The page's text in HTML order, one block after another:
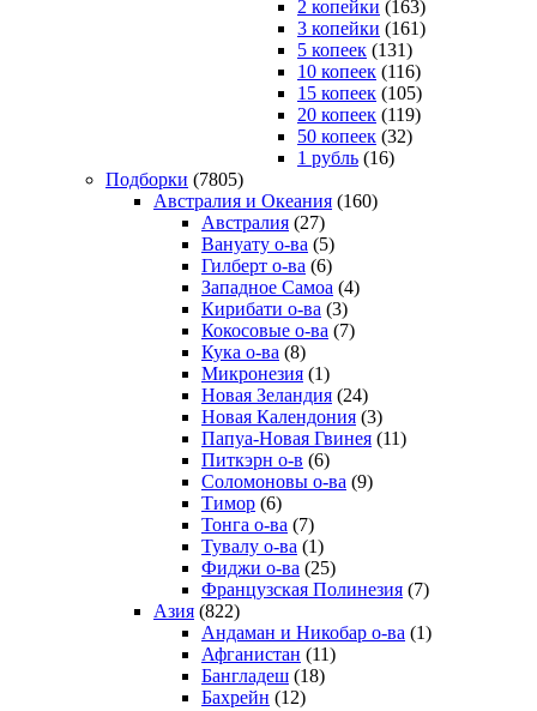
2 копейки (163)
3 копейки (161)
5 копеек (131)
10 копеек (116)
15 копеек (105)
20 копеек (119)
50 копеек (32)
1 рубль (16)
Подборки (7805)
Австралия и Океания (160)
Австралия (27)
Вануату о-ва (5)
Гилберт о-ва (6)
Западное Самоа (4)
Кирибати о-ва (3)
Кокосовые о-ва (7)
Кука о-ва (8)
Микронезия (1)
Новая Зеландия (24)
Новая Календония (3)
Папуа-Новая Гвинея (11)
Питкэрн о-в (6)
Соломоновы о-ва (9)
Тимор (6)
Тонга о-ва (7)
Тувалу о-ва (1)
Фиджи о-ва (25)
Французская Полинезия (7)
Азия (822)
Андаман и Никобар о-ва (1)
Афганистан (11)
Бангладеш (18)
Бахрейн (12)